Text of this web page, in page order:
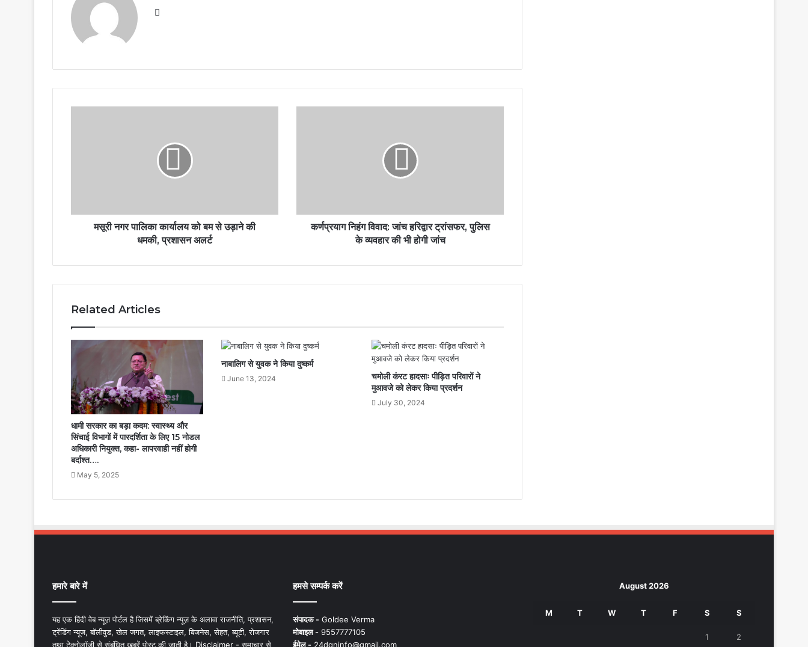
मसूरी नगर पालिका कार्यालय को बम से उड़ाने की
धमकी, प्रशासन अलर्ट
कर्णप्रयाग निहंग विवाद: जांच हरिद्वार ट्रांसफर, पुलिस
के व्यवहार की भी होगी जांच
Related Articles
धामी सरकार का बड़ा कदम: स्वास्थ्य और
सिंचाई विभागों में पारदर्शिता के लिए 15 नोडल
अधिकारी नियुक्त, कहा- लापरवाही नहीं होगी
बर्दाश्त….
May 5, 2025
नाबालिग से युवक ने किया दुष्कर्म
June 13, 2024
चमोली कंरट हादसाः पीड़ित परिवारों ने
मुआवजे को लेकर किया प्रदर्शन
July 30, 2024
हमारे बारे में
यह एक हिंदी वेब न्यूज़ पोर्टल है जिसमें ब्रेकिंग न्यूज़ के अलावा राजनीति, प्रशासन,
ट्रेंडिंग न्यूज, बॉलीवुड, खेल जगत, लाइफस्टाइल, बिजनेस, सेहत, ब्यूटी, रोजगार
तथा टेक्नोलॉजी से संबंधित खबरें पोस्ट की जाती है। Disclaimer - समाचार से
हमसे सम्पर्क करें
संपादक -Goldee Verma
मोबाइल -9557777105
ईमेल -24dgninfo@gmail.com
August 2026
M T W T F S S
1 2